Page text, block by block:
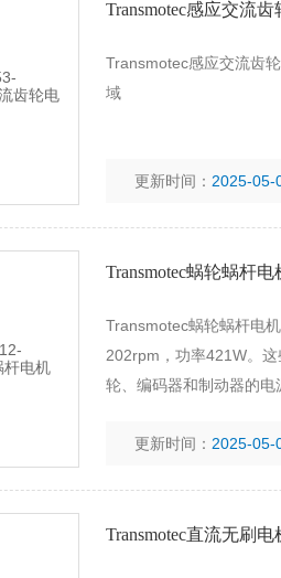
Transmotec感应交流
Transmotec感应交流齿
域
更新时间： 2025-05-
Transmotec蜗轮蜗杆电
Transmotec蜗轮蜗杆电
202rpm，功率421W。
轮、编码器和制动器的电
更新时间： 2025-05-
Transmotec直流无刷电